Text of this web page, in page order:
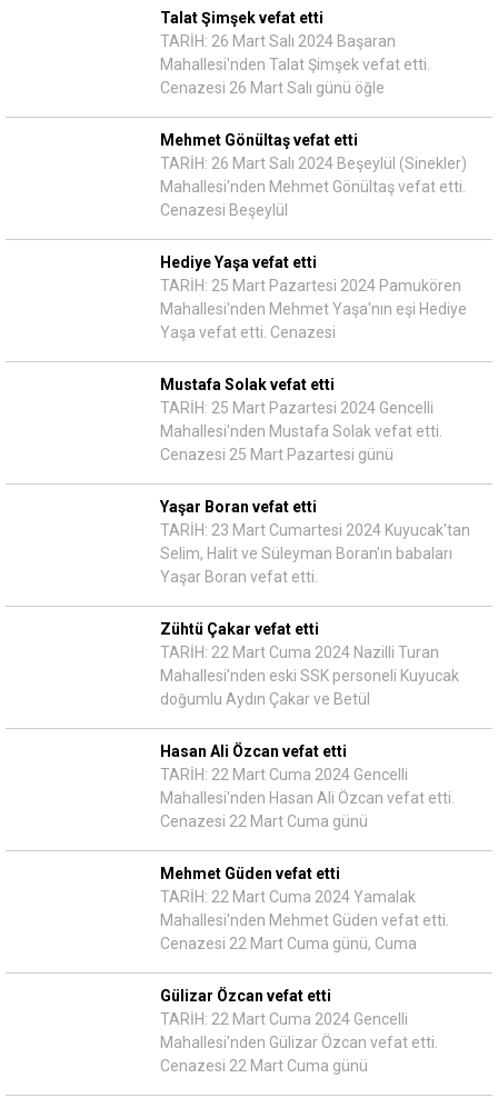
Talat Şimşek vefat etti
TARİH: 26 Mart Salı 2024 Başaran
Mahallesi'nden Talat Şimşek vefat etti.
Cenazesi 26 Mart Salı günü öğle
Mehmet Gönültaş vefat etti
TARİH: 26 Mart Salı 2024 Beşeylül (Sinekler)
Mahallesi'nden Mehmet Gönültaş vefat etti.
Cenazesi Beşeylül
Hediye Yaşa vefat etti
TARİH: 25 Mart Pazartesi 2024 Pamukören
Mahallesi'nden Mehmet Yaşa'nın eşi Hediye
Yaşa vefat etti. Cenazesi
Mustafa Solak vefat etti
TARİH: 25 Mart Pazartesi 2024 Gencelli
Mahallesi'nden Mustafa Solak vefat etti.
Cenazesi 25 Mart Pazartesi günü
Yaşar Boran vefat etti
TARİH: 23 Mart Cumartesi 2024 Kuyucak'tan
Selim, Halit ve Süleyman Boran'ın babaları
Yaşar Boran vefat etti.
Zühtü Çakar vefat etti
TARİH: 22 Mart Cuma 2024 Nazilli Turan
Mahallesi'nden eski SSK personeli Kuyucak
doğumlu Aydın Çakar ve Betül
Hasan Ali Özcan vefat etti
TARİH: 22 Mart Cuma 2024 Gencelli
Mahallesi'nden Hasan Ali Özcan vefat etti.
Cenazesi 22 Mart Cuma günü
Mehmet Güden vefat etti
TARİH: 22 Mart Cuma 2024 Yamalak
Mahallesi'nden Mehmet Güden vefat etti.
Cenazesi 22 Mart Cuma günü, Cuma
Gülizar Özcan vefat etti
TARİH: 22 Mart Cuma 2024 Gencelli
Mahallesi'nden Gülizar Özcan vefat etti.
Cenazesi 22 Mart Cuma günü